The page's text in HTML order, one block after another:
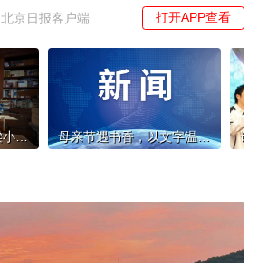
北京日报客户端 打开APP查看
名家书房｜经济学家梁小民：一年读书300本，人生的幸福在于选择 母亲节遇书香，以文字温柔致爱 | 北京实体书店活动预告（5月9日~5月15日）